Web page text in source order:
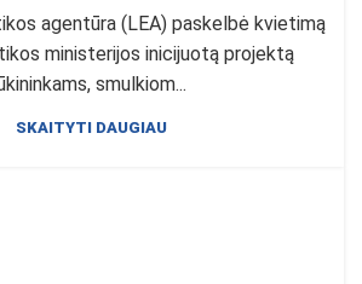
agentūra (LEA) paskelbė kvietimą
ministerijos inicijuotą projektą
smulkiom...
SKAITYTI DAUGIAU